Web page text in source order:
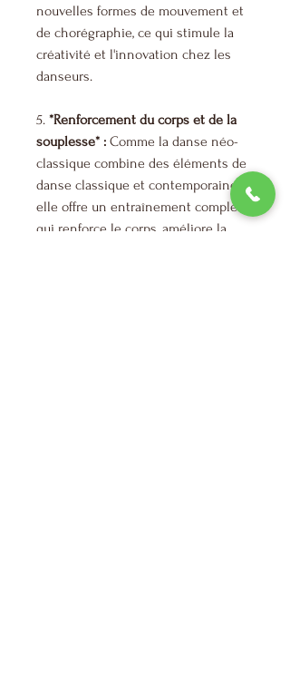
nouvelles formes de mouvement et
de chorégraphie, ce qui stimule la
créativité et l'innovation chez les
danseurs.
5. *Renforcement du corps et de la
souplesse* : Comme la danse néo-
classique combine des éléments de
danse classique et contemporaine,
elle offre un entraînement complet
qui renforce le corps, améliore la